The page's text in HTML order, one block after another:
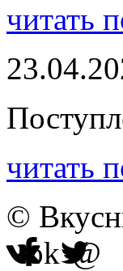
читать
читать
©
ok @